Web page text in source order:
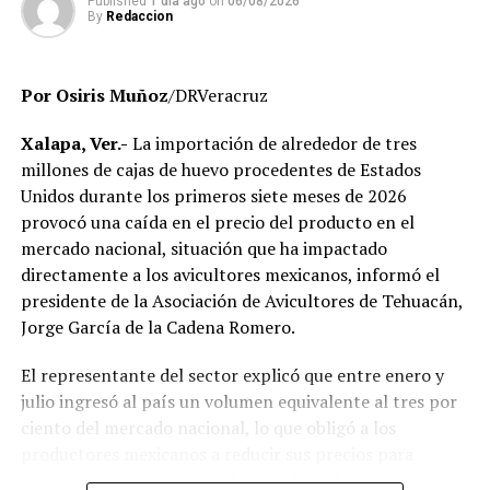
localizados para efectos de la verificación
Autoridades educativas señalaron que estas acciones
institucional cuyo objetivo es garantizar que la
universidad opere bajo criterios de legalidad, eficiencia y
transparencia, privilegiando el servicio que se brinda a
miles de estudiantes en la entidad.
El Gobierno del Estado ha reiterado que las
investigaciones se desarrollan con apego a la ley y
respetando el debido proceso, por lo que hasta el
responsabilidades individuales.
By Redaccion
Por Osiris Muñoz/DRVeracruz
Xalapa, Ver.- La importación de alrededor de tres
millones de cajas de huevo procedentes de Estados
Unidos durante los primeros siete meses de 2026
provocó una caída en el precio del producto en el
mercado nacional, situación que ha impactado
directamente a los avicultores mexicanos, informó el
presidente de la Asociación de Avicultores de Tehuacán,
Jorge García de la Cadena Romero.
El representante del sector explicó que entre enero y
julio ingresó al país un volumen equivalente al tres por
ciento del mercado nacional, lo que obligó a los
mantenerse competitivos frente al producto importado.